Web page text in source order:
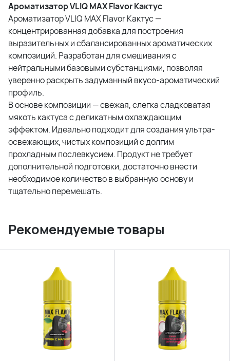
Ароматизатор VLIQ MAX Flavor Кактус
Ароматизатор VLIQ MAX Flavor Кактус —
концентрированная добавка для построения
выразительных и сбалансированных ароматических
композиций. Разработан для смешивания с
нейтральными базовыми субстанциями, позволяя
уверенно раскрыть задуманный вкусо-ароматический
профиль.
В основе композиции — свежая, слегка сладковатая
мякоть кактуса с деликатным охлаждающим
эффектом. Идеально подходит для создания ультра-
освежающих, чистых композиций с долгим
прохладным послевкусием. Продукт не требует
дополнительной подготовки, достаточно внести
необходимое количество в выбранную основу и
тщательно перемешать.
Рекомендуемые товары